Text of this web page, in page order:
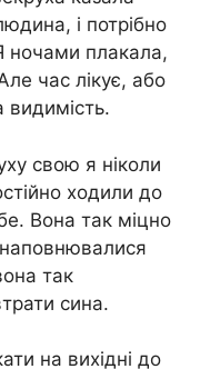
і потрібно
ночами плaкала,
час лікує, або
видимість.
свою я ніколи
ходили до
Вона так міцно
так
сина.
на вихідні до